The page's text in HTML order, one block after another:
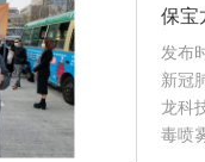
保宝
发布
新冠
龙科
毒喷